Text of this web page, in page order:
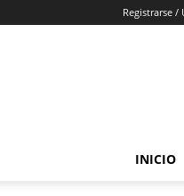
Registrarse /
INICIO